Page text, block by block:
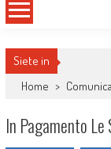
Siete in
Home >
In Pagamento Le